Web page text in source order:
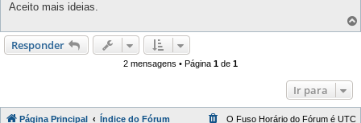
Aceito mais ideias.
Responder
2 mensagens • Página 1 de 1
Ir para
Página Principal Índice do Fórum O Fuso Horário do Fórum é UTC